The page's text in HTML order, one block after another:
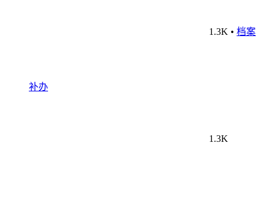
1.3K • 档案
补办
1.3K